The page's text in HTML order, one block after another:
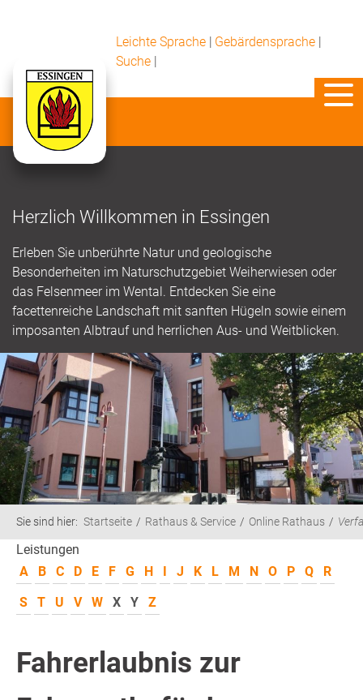
Leichte Sprache | Gebärdensprache |
Suche |
Herzlich Willkommen in Essingen
Erleben Sie unberührte Natur und geologische
Besonderheiten im Naturschutzgebiet Weiherwiesen oder
das Felsenmeer im Wental. Entdecken Sie eine
facettenreiche Landschaft mit sanften Hügeln sowie einem
imposanten Albtrauf und herrlichen Aus- und Weitblicken.
Sie sind hier: Startseite Rathaus & Service Online Rathaus
Leistungen
A
B C D E F G H I J K L M N O P Q
R
S
T U V W X Y Z
Fahrerlaubnis zur